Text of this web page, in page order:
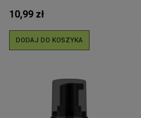
10,99 zł
DODAJ DO KOSZYKA